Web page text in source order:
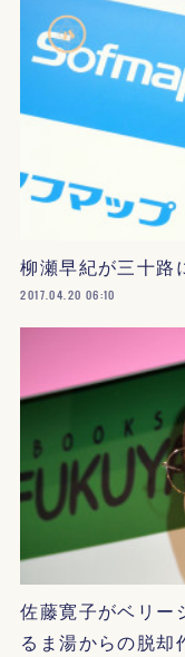
柳瀬早紀が三十路
2017.04.20 06:10
佐藤寛子がベリー
るま湯からの脱却